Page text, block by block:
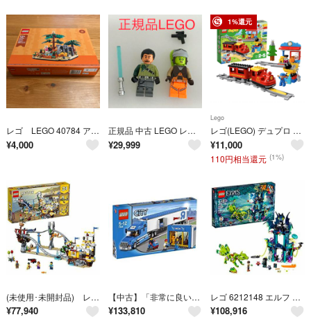
レゴ LEGO 40784 アフリカサバンナ
¥4,000
正規品 中古 LEGO レゴ スターウォーズ ミニフィグ 2個 まとめ売り おまけ付き CT-498 ※STARWARS 黒髪 黒髭 黒ひげ ケイナン・ジャラス ヘラ・シンドゥーラ ライトセーバー 武器 75053 465
¥29,999
1%還元
Lego
レゴ(LEGO) デュプロ キミが車掌さん! おしてGO機関車デラック10874
¥11,000
110円相当還元 (1%)
(未使用･未開封品) レゴ(LEGO)クリエイター ローラーコースター 31084 6k88evb
¥77,940
【中古】「非常に良い」Lego City Toys R Us Truck 7848
¥133,810
レゴ 6212148 エルフ ノクチュラの塔とアースフォックスの救出 41194 組み立てキット
¥108,916